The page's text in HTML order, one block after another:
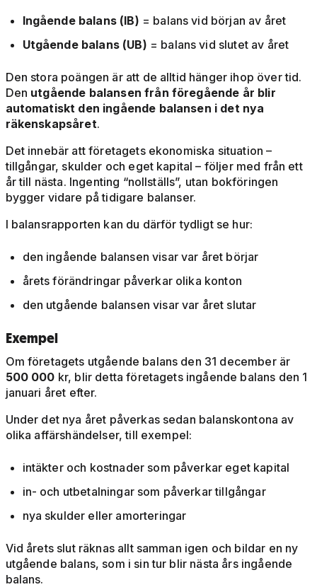
Ingående balans (IB) = balans vid början av året
Utgående balans (UB) = balans vid slutet av året
Den stora poängen är att de alltid hänger ihop över tid.
Den utgående balansen från föregående år blir
automatiskt den ingående balansen i det nya
räkenskapsåret.
Det innebär att företagets ekonomiska situation –
tillgångar, skulder och eget kapital – följer med från ett
år till nästa. Ingenting “nollställs”, utan bokföringen
bygger vidare på tidigare balanser.
I balansrapporten kan du därför tydligt se hur:
den ingående balansen visar var året börjar
årets förändringar påverkar olika konton
den utgående balansen visar var året slutar
Exempel
Om företagets utgående balans den 31 december är
500 000 kr, blir detta företagets ingående balans den 1
januari året efter.
Under det nya året påverkas sedan balanskontona av
olika affärshändelser, till exempel:
intäkter och kostnader som påverkar eget kapital
in- och utbetalningar som påverkar tillgångar
nya skulder eller amorteringar
Vid årets slut räknas allt samman igen och bildar en ny
utgående balans, som i sin tur blir nästa års ingående
balans.